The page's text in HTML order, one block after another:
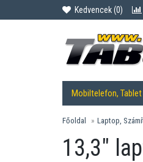
Kedvencek (0)
Mobiltelefon, Tablet
Főoldal Laptop,
13,3"